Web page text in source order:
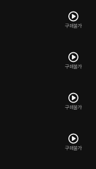
구매불가
구매불가
구매불가
구매불가